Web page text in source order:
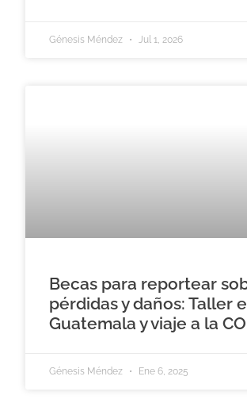
Génesis Méndez Jul 1, 2026
Becas para reportear
pérdidas y daños: Taller
Guatemala y viaje a la
Génesis Méndez Ene 6, 2025